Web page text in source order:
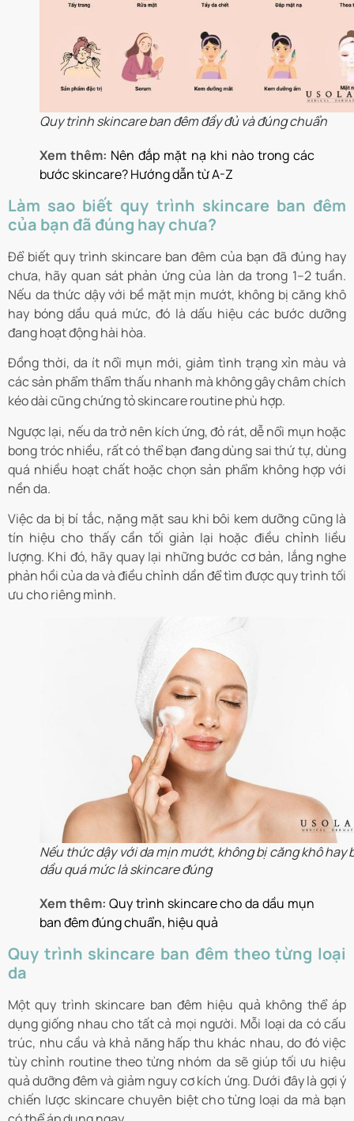
Quy trình skincare ban đêm đầy đủ và đúng chuẩn
Xem thêm: Nên đắp mặt nạ khi nào trong các
bước skincare? Hướng dẫn từ A-Z
Làm sao biết quy trình skincare ban đêm
của bạn đã đúng hay chưa?
Để biết quy trình skincare ban đêm của bạn đã đúng hay
chưa, hãy quan sát phản ứng của làn da trong 1–2 tuần.
Nếu da thức dậy với bề mặt mịn mướt, không bị căng khô
hay bóng dầu quá mức, đó là dấu hiệu các bước dưỡng
đang hoạt động hài hòa.
Đồng thời, da ít nổi mụn mới, giảm tình trạng xỉn màu và
các sản phẩm thẩm thấu nhanh mà không gây châm chích
kéo dài cũng chứng tỏ skincare routine phù hợp.
Ngược lại, nếu da trở nên kích ứng, đỏ rát, dễ nổi mụn hoặc
bong tróc nhiều, rất có thể bạn đang dùng sai thứ tự, dùng
quá nhiều hoạt chất hoặc chọn sản phẩm không hợp với
nền da.
Việc da bị bí tắc, nặng mặt sau khi bôi kem dưỡng cũng là
tín hiệu cho thấy cần tối giản lại hoặc điều chỉnh liều
lượng. Khi đó, hãy quay lại những bước cơ bản, lắng nghe
phản hồi của da và điều chỉnh dần để tìm được quy trình tối
ưu cho riêng mình.
Nếu thức dậy với da mịn mướt, không bị căng khô hay
dầu quá mức là skincare đúng
Xem thêm: Quy trình skincare cho da dầu mụn
ban đêm đúng chuẩn, hiệu quả
Quy trình skincare ban đêm theo từng loại
da
Một quy trình skincare ban đêm hiệu quả không thể áp
dụng giống nhau cho tất cả mọi người. Mỗi loại da có cấu
trúc, nhu cầu và khả năng hấp thu khác nhau, do đó việc
tùy chỉnh routine theo từng nhóm da sẽ giúp tối ưu hiệu
quả dưỡng đêm và giảm nguy cơ kích ứng. Dưới đây là gợi ý
chiến lược skincare chuyên biệt cho từng loại da mà bạn